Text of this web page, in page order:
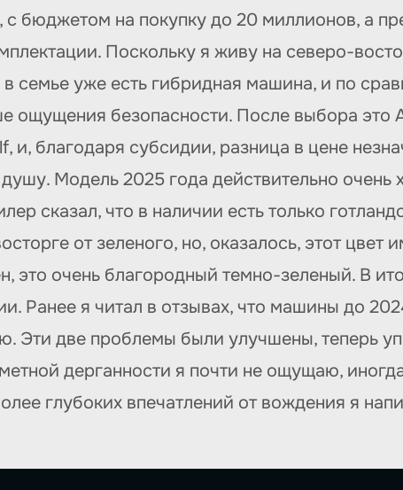
бюджетом на покупку до 20 миллионов, а
Поскольку я живу на северо-
семье уже есть гибридная машина, и по
ощущения безопасности. После выбора это
и, благодаря субсидии, разница в цене
Модель 2025 года действительно очень
сказал, что в наличии есть только
от зеленого, но, оказалось, этот цвет
это очень благородный темно-зеленый. В
Ранее я читал в отзывах, что машины до
Эти две проблемы были улучшены, теперь
дерганности я почти не ощущаю,
глубоких впечатлений от вождения я